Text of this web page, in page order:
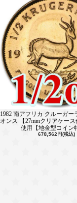
1982 南アフリカ クルーガー
オンス 【27mmクリアケー
使用【地金型コイン
678,562円(税込)